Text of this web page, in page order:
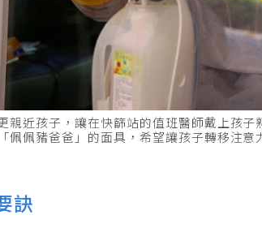
親近孩子，讓在快篩站的值班醫師戴上孩
佩佩豬爸爸」的面具，希望讓孩子轉移注意
訣